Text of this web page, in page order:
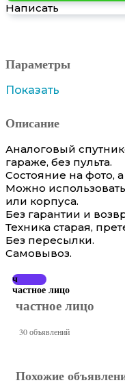
Написать
Параметры
Показать
Описание
Аналоговый
гараже, без пульта.
Состояние на фото,
Можно
или корпуса.
Без гарантии и
Техника старая,
Без пересылки.
Самовывоз.
ч
частное лицо
частное лицо
30 объявлений
Похожие